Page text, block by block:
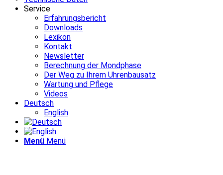
Service
Erfahrungsbericht
Downloads
Lexikon
Kontakt
Newsletter
Berechnung der Mondphase
Der Weg zu Ihrem Uhrenbausatz
Wartung und Pflege
Videos
Deutsch
English
Menü Menü